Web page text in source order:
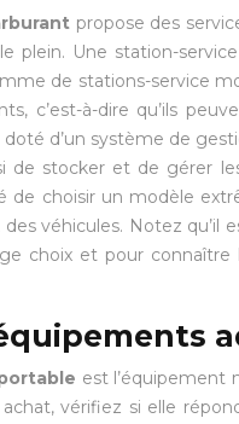
propose des
plein. Une station-
de stations-service
c’est-à-dire qu’ils
d’un système de
de stocker et de gérer
de choisir un modèle
véhicules. Notez qu’il
choix et pour
est l’équipement
vérifiez si elle